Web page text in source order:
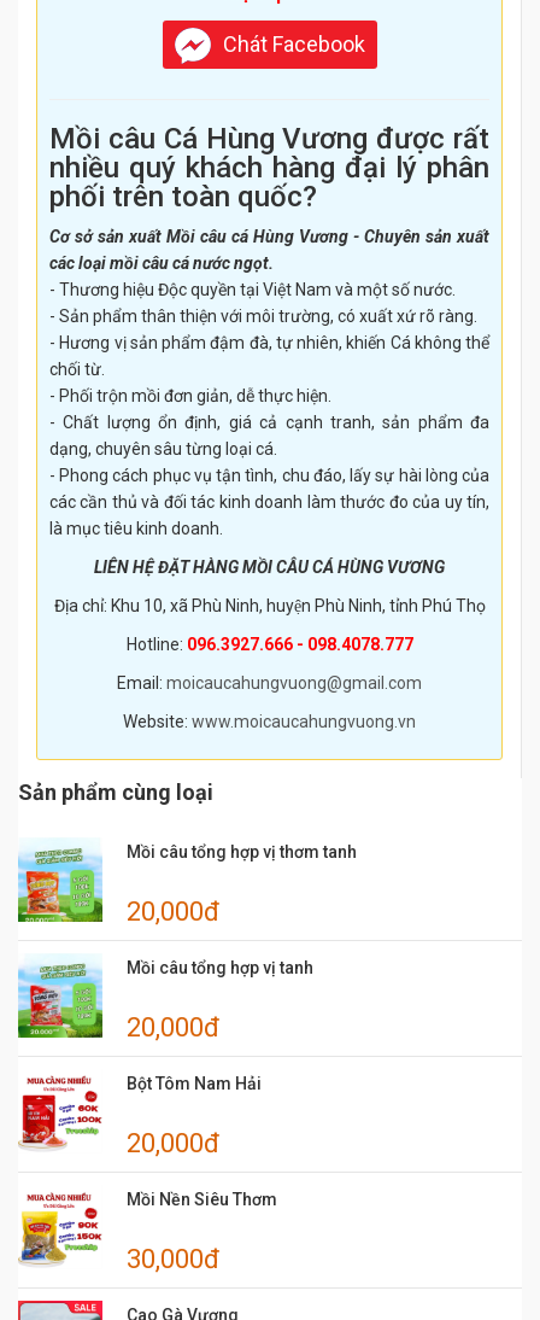
Chát Facebook
Mồi câu Cá Hùng Vương được rất
nhiều quý khách hàng đại lý phân
phối trên toàn quốc?
Cơ sở sản xuất Mồi câu cá Hùng Vương - Chuyên sản xuất
các loại mồi câu cá nước ngọt.
- Thương hiệu Độc quyền tại Việt Nam và một số nước.
- Sản phẩm thân thiện với môi trường, có xuất xứ rõ ràng.
- Hương vị sản phẩm đậm đà, tự nhiên, khiến Cá không thể
chối từ.
- Phối trộn mồi đơn giản, dễ thực hiện.
- Chất lượng ổn định, giá cả cạnh tranh, sản phẩm đa
dạng, chuyên sâu từng loại cá.
- Phong cách phục vụ tận tình, chu đáo, lấy sự hài lòng của
các cần thủ và đối tác kinh doanh làm thước đo của uy tín,
là mục tiêu kinh doanh.
LIÊN HỆ ĐẶT HÀNG MỒI CÂU CÁ HÙNG VƯƠNG
Địa chỉ: Khu 10, xã Phù Ninh, huyện Phù Ninh, tỉnh Phú Thọ
Hotline: 096.3927.666 - 098.4078.777
Email: moicaucahungvuong@gmail.com
Website: www.moicaucahungvuong.vn
Sản phẩm cùng loại
Mồi câu tổng hợp vị thơm tanh
20,000đ
Mồi câu tổng hợp vị tanh
20,000đ
Bột Tôm Nam Hải
20,000đ
Mồi Nền Siêu Thơm
30,000đ
Cao Gà Vương